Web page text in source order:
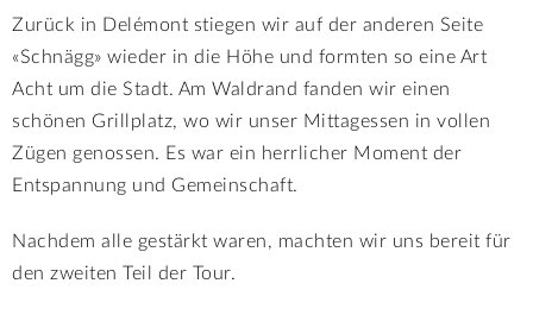
Zurück in Delémont stiegen wir auf der anderen Seite
«Schnägg» wieder in die Höhe und formten so eine Art
Acht um die Stadt. Am Waldrand fanden wir einen
schönen Grillplatz, wo wir unser Mittagessen in vollen
Zügen genossen. Es war ein herrlicher Moment der
Entspannung und Gemeinschaft.
Nachdem alle gestärkt waren, machten wir uns bereit für
den zweiten Teil der Tour.